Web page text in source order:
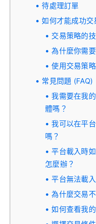
待處理訂單
如何才能成功交
交易策略的
為什麼你需
使用交易策
常見問題 (FAQ)
我需要在我
體嗎？
我可以在平
嗎？
平台載入時
怎麼辦？
平台無法載入
為什麼交易
如何查看我